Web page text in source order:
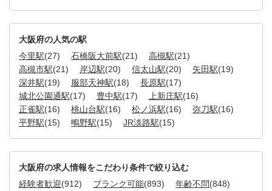
大阪府の人気の駅
今里駅(27) 石橋阪大前駅(21) 高槻駅(21)
高槻市駅(21) 岸辺駅(20) 信太山駅(20) 矢田駅(19)
深井駅(19) 服部天神駅(18) 長原駅(17)
城北公園通駅(17) 豊中駅(17) 上新庄駅(16)
正雀駅(16) 桃山台駅(16) 松ノ浜駅(16) 弥刀駅(16)
平野駅(15) 鴫野駅(15) JR淡路駅(15)
大阪府の求人情報をこだわり条件で絞り込む
経験者歓迎(912) ブランク可能(893) 年齢不問(848)